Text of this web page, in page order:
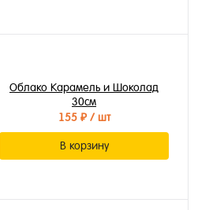
Облако Карамель и Шоколад
30см
155 ₽/ шт
В корзину